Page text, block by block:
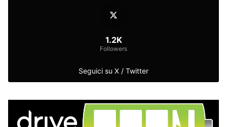
Seguici su X / Twitter
1.2K
Followers